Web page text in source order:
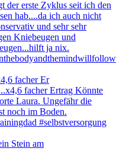
facher Er
Stein am